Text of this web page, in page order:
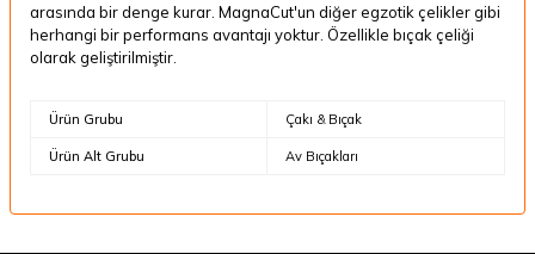
arasında bir denge kurar. MagnaCut'un diğer egzotik çelikler gibi
herhangi bir performans avantajı yoktur. Özellikle bıçak çeliği
olarak geliştirilmiştir.
Ürün Grubu Çakı & Bıçak
Ürün Alt Grubu Av Bıçakları